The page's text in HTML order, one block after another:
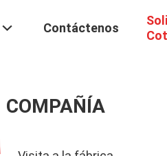
Contáctenos
COMPAÑÍA